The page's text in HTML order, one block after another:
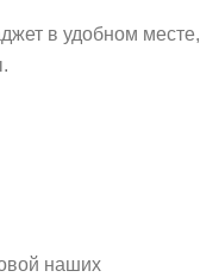
в удобном месте,
наших